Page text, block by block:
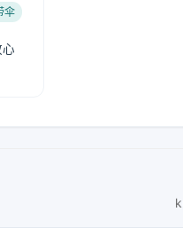
伞